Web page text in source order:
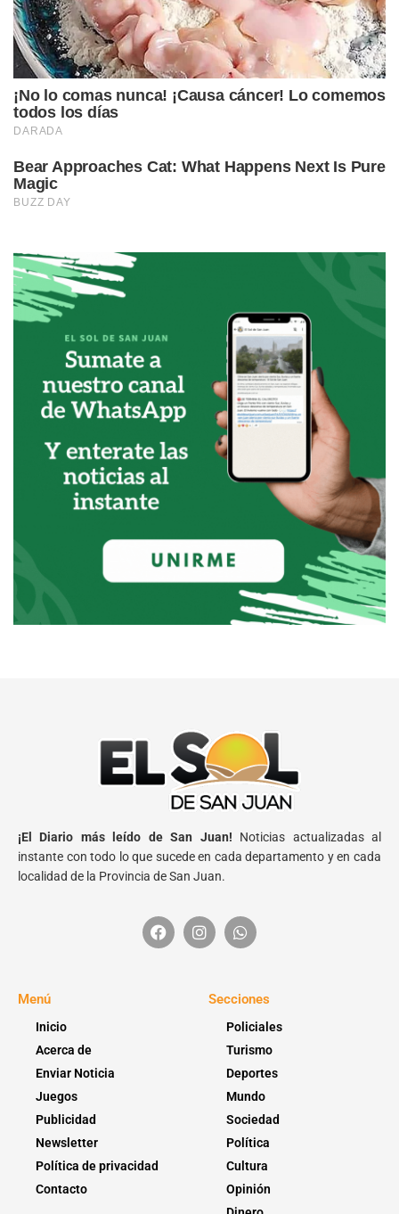
¡El Diario más leído de San Juan! Noticias actualizadas al
instante con todo lo que sucede en cada departamento y en cada
localidad de la Provincia de San Juan.
Menú
Inicio
Acerca de
Enviar Noticia
Juegos
Publicidad
Newsletter
Política de privacidad
Contacto
Secciones
Policiales
Turismo
Deportes
Mundo
Sociedad
Política
Cultura
Opinión